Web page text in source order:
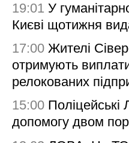
19:01 У
Києві щотижня
17:00 Жителі
отримують
релокованих
15:00
допомогу двом